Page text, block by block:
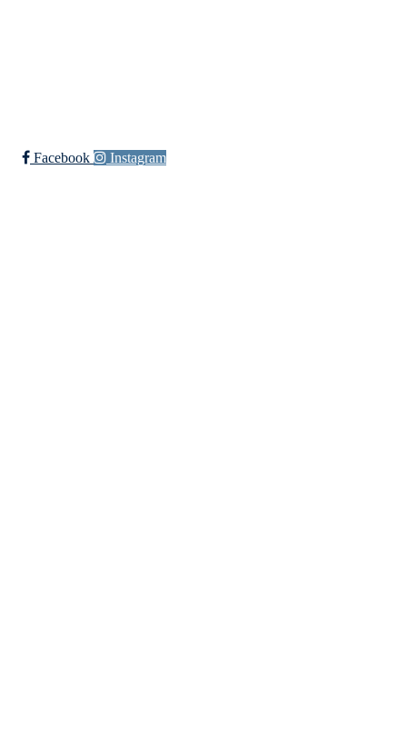
Facebook Instagram